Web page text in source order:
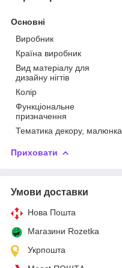
Основні
Виробник
Країна виробник
Вид матеріалу для
дизайну нігтів
Колір
Функціональне
призначення
Тематика декору, малюнка
Приховати
Умови доставки
Нова Пошта
Магазини Rozetka
Укрпошта